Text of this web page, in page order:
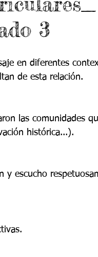
3
en diferentes
de esta relación.
las comunidades
histórica...).
y escucho